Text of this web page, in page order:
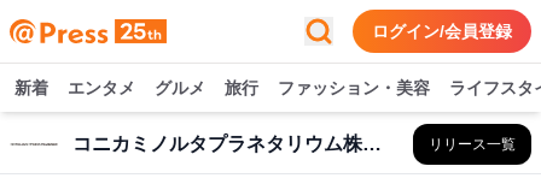
ログイン/会員登録
新着 エンタメ グルメ 旅行 ファッション・美容 ライフスタ
コニカミノルタプラネタリウム株式会社 リリース一覧